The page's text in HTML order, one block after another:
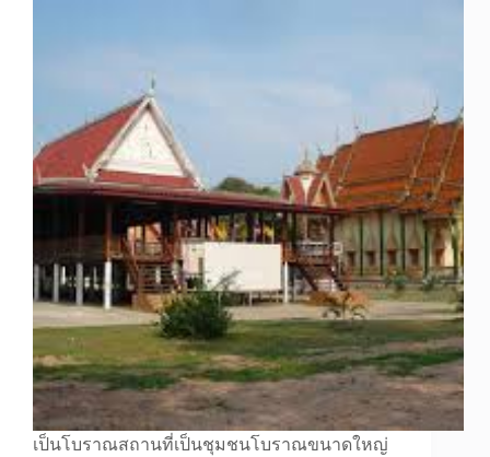
เป็นโบราณสถานที่เป็นชุมชนโบราณขนาดใหญ่